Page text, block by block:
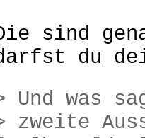
sind
du
Und was
zweite